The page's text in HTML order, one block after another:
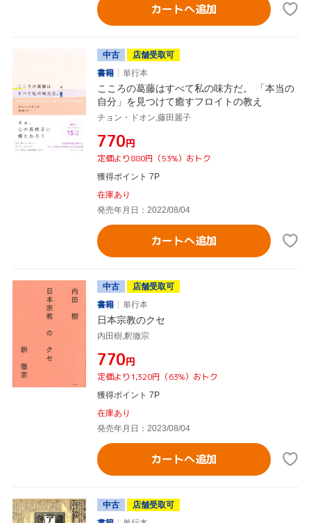
カートへ追加
中古
店舗受取可
書籍
単行本
こころの葛藤はすべて私の味方だ。 「本当の
自分」を見つけて癒すフロイトの教え
チョン・ドオン,藤田麗子
¥770円
定価より880円（53%）おトク
獲得ポイント 7P
在庫あり
発売年月日：2022/08/04
カートへ追加
中古
店舗受取可
書籍
単行本
日本宗教のクセ
内田樹,釈徹宗
¥770円
定価より1,320円（63%）おトク
獲得ポイント 7P
在庫あり
発売年月日：2023/08/04
カートへ追加
中古
店舗受取可